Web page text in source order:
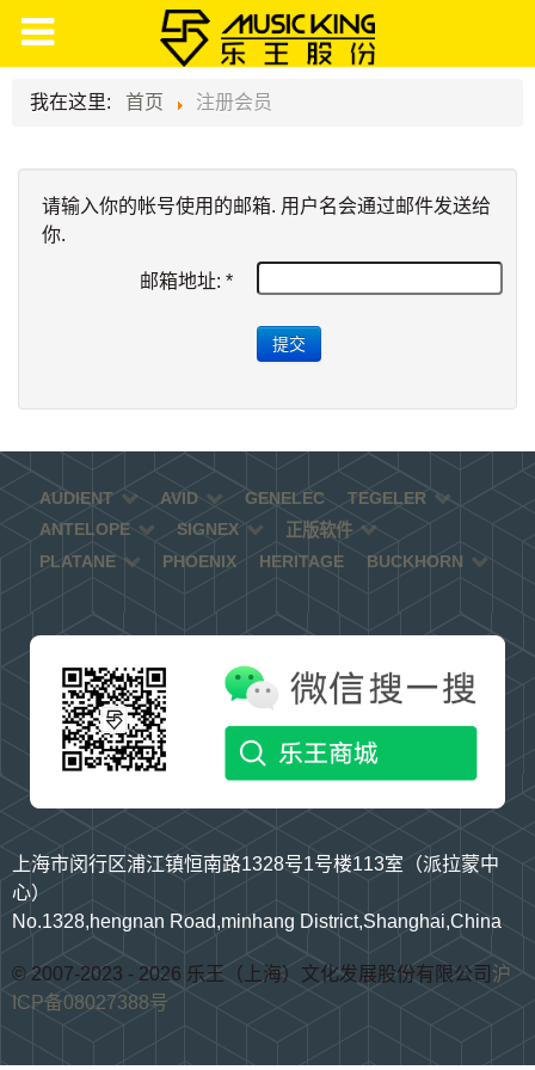
我在这里: 首页 注册会员
请输入你的帐号使用的邮箱. 用户名会通过邮件发送给
你.
邮箱地址: *
提交
AUDIENT AVID GENELEC
TEGELER
ANTELOPE
SIGNEX
正版软件
PLATANE
PHOENIX HERITAGE BUCKHORN
上海市闵行区浦江镇恒南路1328号1号楼113室（派拉蒙中
心）
No.1328,hengnan Road,minhang District,Shanghai,China
© 2007-2023 - 2026 乐王（上海）文化发展股份有限公司 沪
ICP备08027388号